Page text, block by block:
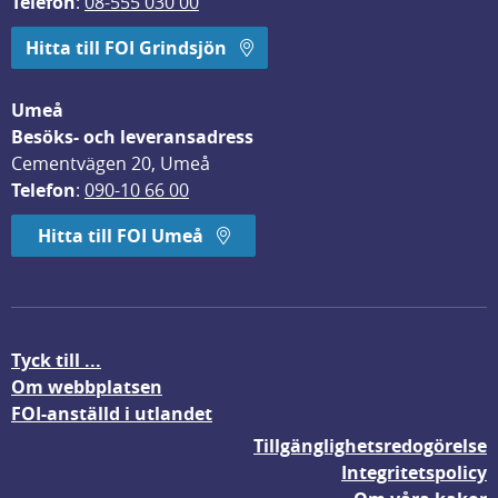
Hitta till FOI Grindsjön
Umeå
Besöks- och leveransadress
Cementvägen 20, Umeå
Telefon: 090-10 66 00
Hitta till FOI Umeå
Tyck till ...
Om webbplatsen
FOI-anställd i utlandet
Tillgänglighetsredogörelse
Integritetspolicy